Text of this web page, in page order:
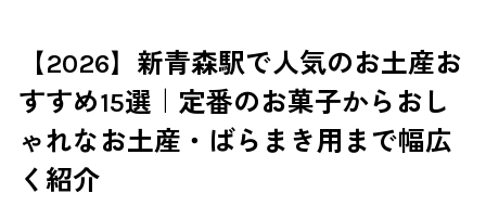
【2026】新青森駅で人気のお土産お
すすめ15選｜定番のお菓子からおし
ゃれなお土産・ばらまき用まで幅広
く紹介